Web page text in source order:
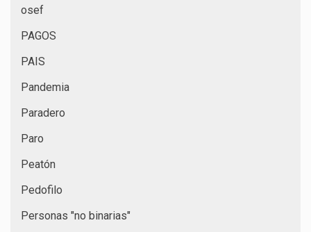
osef
PAGOS
PAIS
Pandemia
Paradero
Paro
Peatón
Pedofilo
Personas "no binarias"